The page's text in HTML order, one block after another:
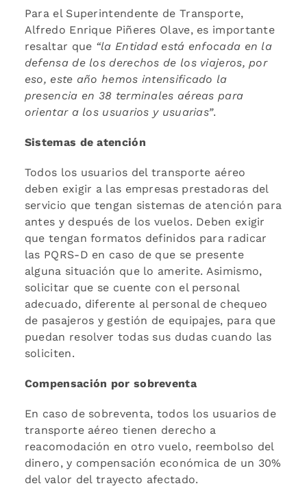
Para el Superintendente de Transporte,
Alfredo Enrique Piñeres Olave, es importante
resaltar que “la Entidad está enfocada en la
defensa de los derechos de los viajeros, por
eso, este año hemos intensificado la
presencia en 38 terminales aéreas para
orientar a los usuarios y usuarias”.
Sistemas de atención
Todos los usuarios del transporte aéreo
deben exigir a las empresas prestadoras del
servicio que tengan sistemas de atención para
antes y después de los vuelos. Deben exigir
que tengan formatos definidos para radicar
las PQRS-D en caso de que se presente
alguna situación que lo amerite. Asimismo,
solicitar que se cuente con el personal
adecuado, diferente al personal de chequeo
de pasajeros y gestión de equipajes, para que
puedan resolver todas sus dudas cuando las
soliciten.
Compensación por sobreventa
En caso de sobreventa, todos los usuarios de
transporte aéreo tienen derecho a
reacomodación en otro vuelo, reembolso del
dinero, y compensación económica de un 30%
del valor del trayecto afectado.